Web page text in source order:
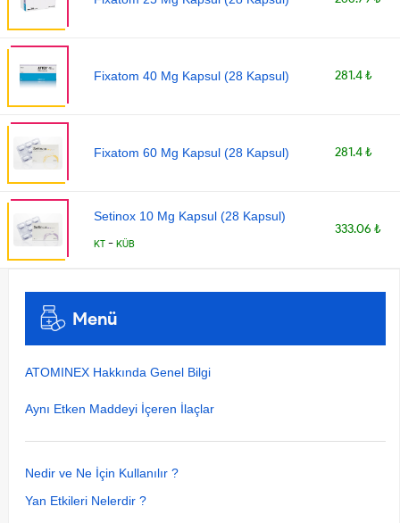
Fixatom 40 Mg Kapsul (28 Kapsul) 281.4 ₺
Fixatom 60 Mg Kapsul (28 Kapsul) 281.4 ₺
Setinox 10 Mg Kapsul (28 Kapsul)
KT - KÜB
333.06 ₺
Menü
ATOMINEX Hakkında Genel Bilgi
Aynı Etken Maddeyi İçeren İlaçlar
Nedir ve Ne İçin Kullanılır ?
Yan Etkileri Nelerdir ?